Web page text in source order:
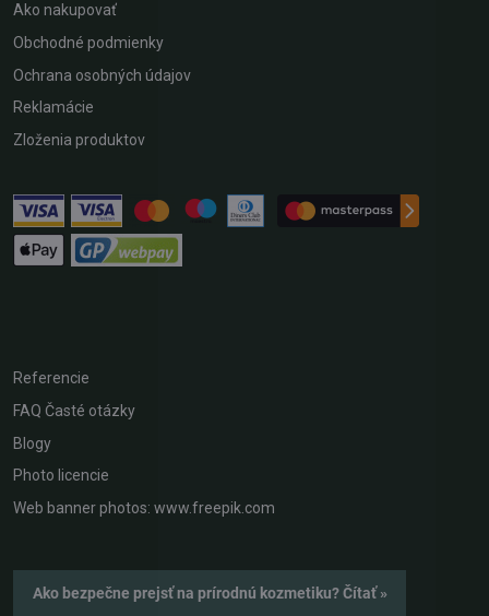
Ako nakupovať
Obchodné podmienky
Ochrana osobných údajov
Reklamácie
Zloženia produktov
Referencie
FAQ Časté otázky
Blogy
Photo licencie
Web banner photos: www.freepik.com
Ako bezpečne prejsť na prírodnú kozmetiku? Čítať »